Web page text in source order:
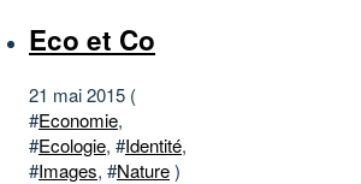
Eco et Co
21 mai 2015 (
#Economie,
#Ecologie, #Identité,
#Images, #Nature)